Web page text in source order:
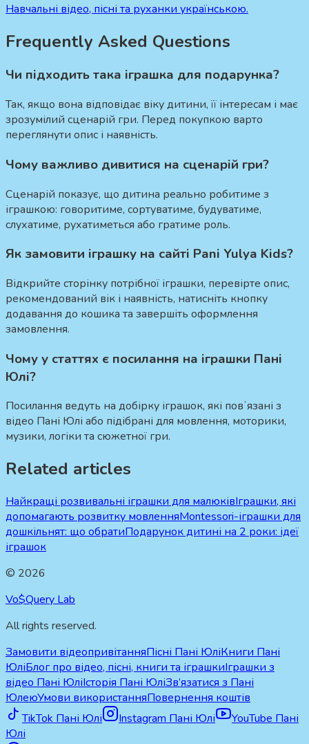
Навчальні відео, пісні та руханки українською.
Frequently Asked Questions
Чи підходить така іграшка для подарунка?
Так, якщо вона відповідає віку дитини, її інтересам і має
зрозумілий сценарій гри. Перед покупкою варто
переглянути опис і наявність.
Чому важливо дивитися на сценарій гри?
Сценарій показує, що дитина реально робитиме з
іграшкою: говоритиме, сортуватиме, будуватиме,
слухатиме, рухатиметься або гратиме роль.
Як замовити іграшку на сайті Pani Yulya Kids?
Відкрийте сторінку потрібної іграшки, перевірте опис,
рекомендований вік і наявність, натисніть кнопку
додавання до кошика та завершіть оформлення
замовлення.
Чому у статтях є посилання на іграшки Пані
Юлі?
Посилання ведуть на добірку іграшок, які повʼязані з
відео Пані Юлі або підібрані для мовлення, моторики,
музики, логіки та сюжетної гри.
Related articles
Найкращі розвивальні іграшки для малюківІграшки, які
допомагають розвитку мовленняMontessori-іграшки для
дошкільнят: що обратиПодарунок дитині на 2 роки: ідеї
іграшок
© 2026
Vo$Query Lab
All rights reserved.
Замовити відеопривітанняПісні Пані ЮліКниги Пані
ЮліБлог про відео, пісні, книги та іграшкиІграшки з
відео Пані ЮліІсторія Пані ЮліЗв’язатися з Пані
ЮлеюУмови використанняПовернення коштів
TikTok Пані Юлі
Instagram Пані Юлі
YouTube Пані
Юлі